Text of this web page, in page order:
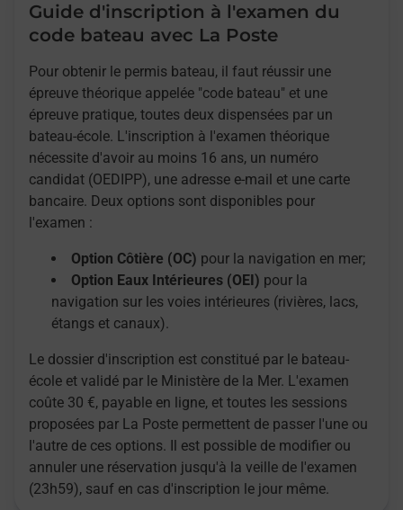
Guide d'inscription à l'examen du
code bateau avec La Poste
Pour obtenir le permis bateau, il faut réussir une
épreuve théorique appelée "code bateau" et une
épreuve pratique, toutes deux dispensées par un
bateau-école. L'inscription à l'examen théorique
nécessite d'avoir au moins 16 ans, un numéro
candidat (OEDIPP), une adresse e-mail et une carte
bancaire. Deux options sont disponibles pour
l'examen :
Option Côtière (OC) pour la navigation en mer;
Option Eaux Intérieures (OEI) pour la
navigation sur les voies intérieures (rivières, lacs,
étangs et canaux).
Le dossier d'inscription est constitué par le bateau-
école et validé par le Ministère de la Mer. L'examen
coûte 30 €, payable en ligne, et toutes les sessions
proposées par La Poste permettent de passer l'une ou
l'autre de ces options. Il est possible de modifier ou
annuler une réservation jusqu'à la veille de l'examen
(23h59), sauf en cas d'inscription le jour même.